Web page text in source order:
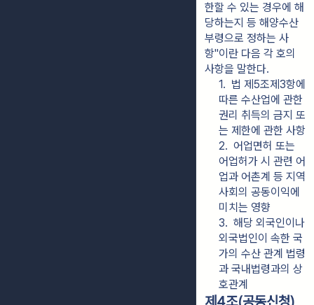
한할 수 있는 경우에 해
당하는지 등 해양수산
부령으로 정하는 사
항"이란 다음 각 호의
사항을 말한다.
1.  법 제5조제3항에
따른 수산업에 관한
권리 취득의 금지 또
는 제한에 관한 사항
2.  어업면허 또는
어업허가 시 관련 어
업과 어촌계 등 지역
사회의 공동이익에
미치는 영향
3.  해당 외국인이나
외국법인이 속한 국
가의 수산 관계 법령
과 국내법령과의 상
호관계
제4조(공동신청)